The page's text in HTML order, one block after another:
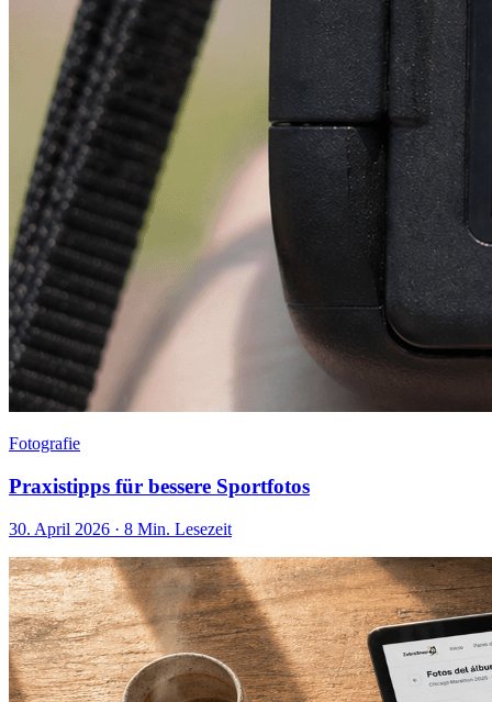
Fotografie
Praxistipps für bessere Sportfotos
30. April 2026 · 8 Min. Lesezeit